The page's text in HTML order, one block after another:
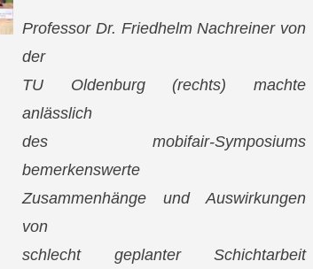
Professor Dr. Friedhelm Nachreiner von
der
TU Oldenburg (rechts) machte
anlässlich
des mobifair-Symposiums
bemerkenswerte
Zusammenhänge und Auswirkungen
von
schlecht geplanter Schichtarbeit